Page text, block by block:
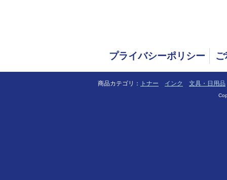
プライバシーポリシー
商品カテゴリ： トナー インク 文具・日用品